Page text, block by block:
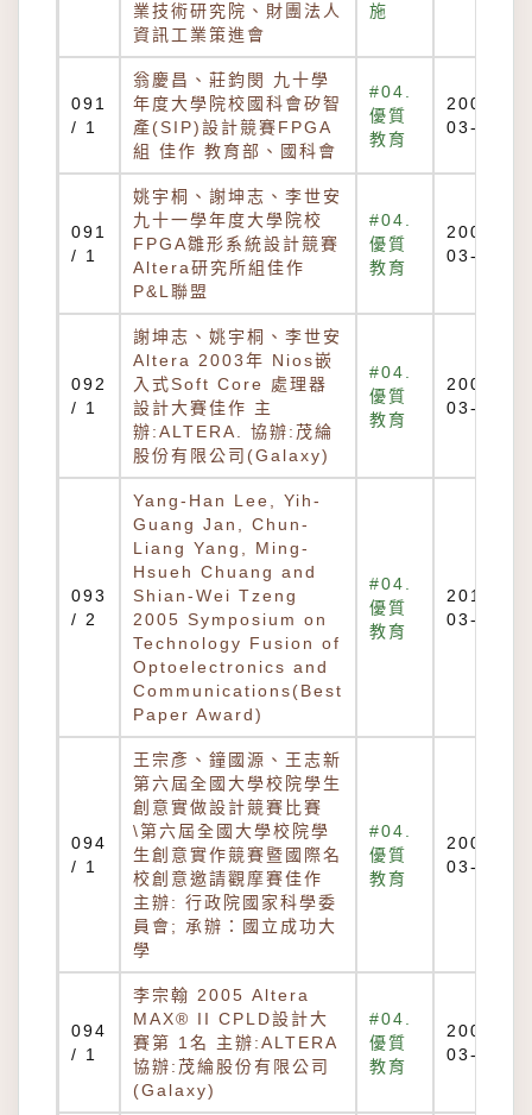
業技術研究院、財團法人
資訊工業策進會
施
091
/ 1
翁慶昌、莊鈞閔 九十學
年度大學院校國科會矽智
產(SIP)設計競賽FPGA
組 佳作 教育部、國科會
#04.
優質
教育
2007-
03-22
091
/ 1
姚宇桐、謝坤志、李世安
九十一學年度大學院校
FPGA雛形系統設計競賽
Altera研究所組佳作
P&L聯盟
#04.
優質
教育
2007-
03-22
092
/ 1
謝坤志、姚宇桐、李世安
Altera 2003年 Nios嵌
入式Soft Core 處理器
設計大賽佳作 主
辦:ALTERA. 協辦:茂綸
股份有限公司(Galaxy)
#04.
優質
教育
2007-
03-22
093
/ 2
Yang-Han Lee, Yih-
Guang Jan, Chun-
Liang Yang, Ming-
Hsueh Chuang and
Shian-Wei Tzeng
2005 Symposium on
Technology Fusion of
Optoelectronics and
Communications(Best
Paper Award)
#04.
優質
教育
2010-
03-02
094
/ 1
王宗彥、鐘國源、王志新
第六屆全國大學校院學生
創意實做設計競賽比賽
\第六屆全國大學校院學
生創意實作競賽暨國際名
校創意邀請觀摩賽佳作
主辦: 行政院國家科學委
員會; 承辦：國立成功大
學
#04.
優質
教育
2007-
03-22
094
/ 1
李宗翰 2005 Altera
MAX® II CPLD設計大
賽第 1名 主辦:ALTERA
協辦:茂綸股份有限公司
(Galaxy)
#04.
優質
教育
2007-
03-22